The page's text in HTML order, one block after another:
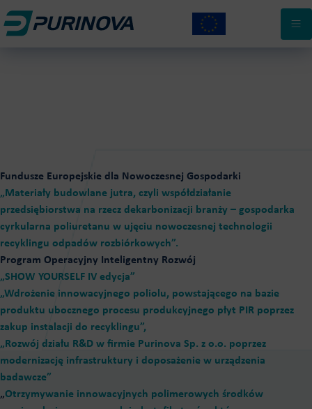
ZRÓWNOWAŻONE POLIOLE POLIESTROWE
#POZYTYWNACHEMIA
Fundusze Europejskie dla Nowoczesnej Gospodarki
„Materiały budowlane jutra, czyli współdziałanie
przedsiębiorstwa na rzecz dekarbonizacji branży – gospodarka
cyrkularna poliuretanu w ujęciu nowoczesnej technologii
recyklingu odpadów rozbiórkowych”.
Program Operacyjny Inteligentny Rozwój
„SHOW YOURSELF IV edycja”
„Wdrożenie innowacyjnego poliolu, powstającego na bazie
produktu ubocznego procesu produkcyjnego płyt PIR poprzez
zakup instalacji do recyklingu”,
„Rozwój działu R&D w firmie Purinova Sp. z o.o. poprzez
modernizację infrastruktury i doposażenie w urządzenia
badawcze”
„Otrzymywanie innowacyjnych polimerowych środków